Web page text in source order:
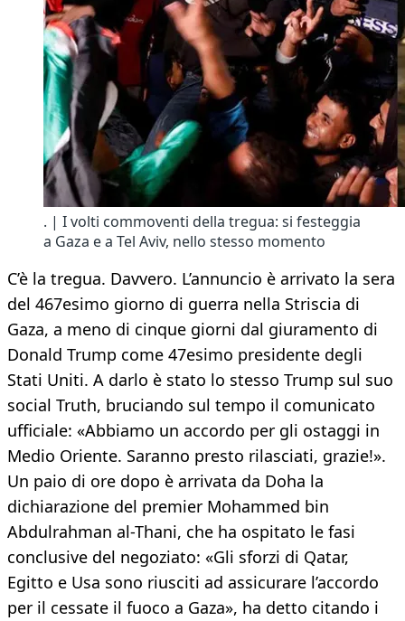
. | I volti commoventi della tregua: si festeggia
a Gaza e a Tel Aviv, nello stesso momento
C’è la tregua. Davvero. L’annuncio è arrivato la sera
del 467esimo giorno di guerra nella Striscia di
Gaza, a meno di cinque giorni dal giuramento di
Donald Trump come 47esimo presidente degli
Stati Uniti. A darlo è stato lo stesso Trump sul suo
social Truth, bruciando sul tempo il comunicato
ufficiale: «Abbiamo un accordo per gli ostaggi in
Medio Oriente. Saranno presto rilasciati, grazie!».
Un paio di ore dopo è arrivata da Doha la
dichiarazione del premier Mohammed bin
Abdulrahman al-Thani, che ha ospitato le fasi
conclusive del negoziato: «Gli sforzi di Qatar,
Egitto e Usa sono riusciti ad assicurare l’accordo
per il cessate il fuoco a Gaza», ha detto citando i